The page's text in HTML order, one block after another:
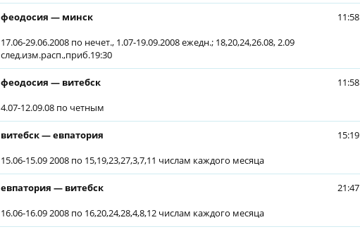
феодосия — минск
17.06-29.06.2008 по нечет., 1.07-19.09.2008 ежедн.; 18,20,24,26.08, 2.09
след.изм.расп.,приб.19:30
11:58
феодосия — витебск
4.07-12.09.08 по четным
11:58
витебск — евпатория
15.06-15.09 2008 по 15,19,23,27,3,7,11 числам каждого месяца
15:19
евпатория — витебск
16.06-16.09 2008 по 16,20,24,28,4,8,12 числам каждого месяца
21:47